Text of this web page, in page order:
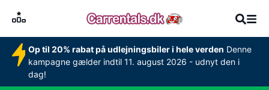
Op til 20% rabat på udlejningsbiler i hele verden Denne
kampagne gælder indtil 11. august 2026 - udnyt den i
dag!